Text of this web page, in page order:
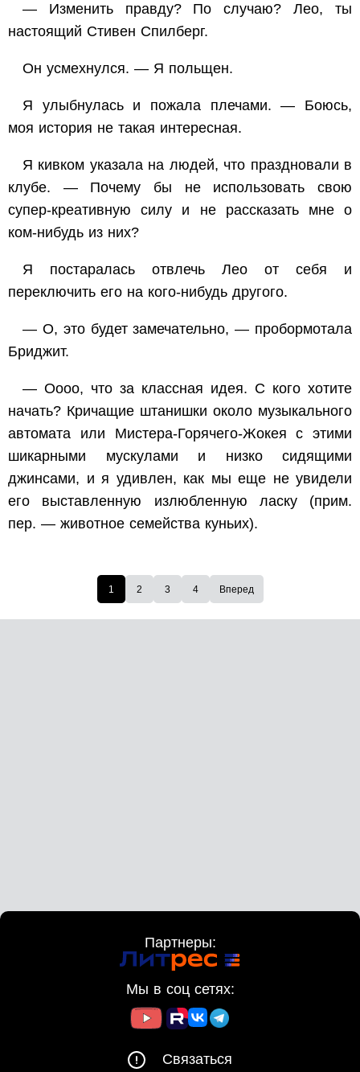
— Изменить правду? По случаю? Лео, ты
настоящий Стивен Спилберг.
Он усмехнулся. — Я польщен.
Я улыбнулась и пожала плечами. — Боюсь,
моя история не такая интересная.
Я кивком указала на людей, что праздновали в
клубе. — Почему бы не использовать свою
супер-креативную силу и не рассказать мне о
ком-нибудь из них?
Я постаралась отвлечь Лео от себя и
переключить его на кого-нибудь другого.
— О, это будет замечательно, — пробормотала
Бриджит.
— Оооо, что за классная идея. С кого хотите
начать? Кричащие штанишки около музыкального
автомата или Мистера-Горячего-Жокея с этими
шикарными мускулами и низко сидящими
джинсами, и я удивлен, как мы еще не увидели
его выставленную излюбленную ласку (прим.
пер. — животное семейства куньих).
1 2 3 4 Вперед
Партнеры:
Мы в соц сетях:
Связаться